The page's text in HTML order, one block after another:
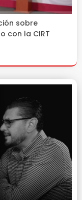
sobre
con la CIRT